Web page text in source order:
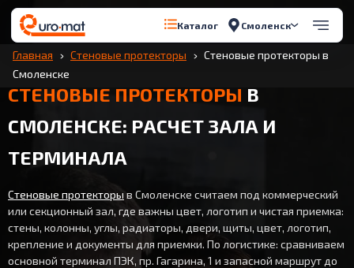
Каталог Смоленск
Главная Стеновые протекторы
Стеновые протекторы в
Смоленске
СТЕНОВЫЕ ПРОТЕКТОРЫ В
СМОЛЕНСКЕ: РАСЧЕТ ЗАЛА И
ТЕРМИНАЛА
Стеновые протекторы в Смоленске считаем под коммерческий
или секционный зал, где важны цвет, логотип и чистая приемка:
стены, колонны, углы, радиаторы, двери, щиты, цвет, логотип,
крепление и документы для приемки. По логистике: сравниваем
основной терминал ПЭК, пр. Гагарина, 1 и запасной маршрут до